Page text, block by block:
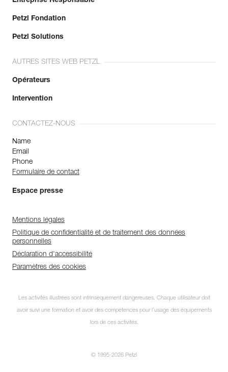
Petzl Fondation
Petzl Solutions
AUTRES SITES WEB PETZL
Opérateurs
Intervention
CONTACTEZ-NOUS
Name
Email
Phone
Formulaire de contact
Espace presse
Mentions légales
Politique de confidentialité et de traitement des données
personnelles
Déclaration d'accessibilité
Paramètres des cookies
Les activités illustrées sont intrinsèquement dangereuses. Chaque utilisateur doit
avoir suivi une formation et avoir des compétences pour l’usage des équipements
lors de ces activités.
© 1995-2026 Petzl